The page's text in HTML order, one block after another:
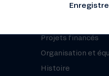
À propos
Projets financés
Organisation et
Histoire